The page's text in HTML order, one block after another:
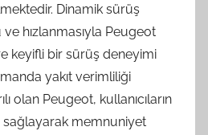
Dinamik sürüş
hızlanmasıyla Peugeot
keyifli bir sürüş deneyimi
yakıt verimliliği
olan Peugeot, kullanıcıların
sağlayarak memnuniyet